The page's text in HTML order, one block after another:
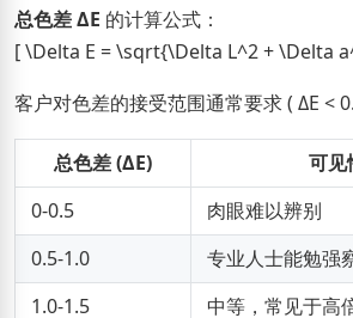
总色差 ΔE 的计算公式：
[ \Delta E = \sqrt{\Delta L^2 + \Delta
客户对色差的接受范围通常要求 ( ΔE <
总色差 (ΔE)
可见
0-0.5
肉眼难以辨别
0.5-1.0
专业人士能勉强
1.0-1.5
中等，常见于高